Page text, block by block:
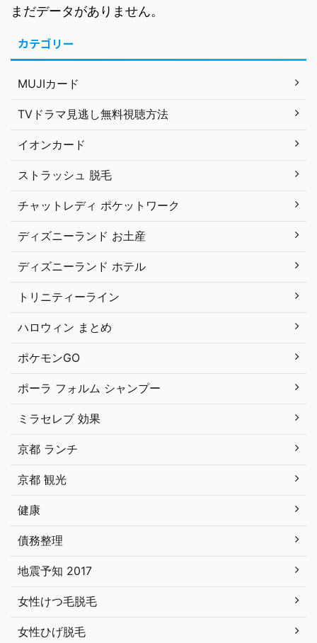
まだデータがありません。
カテゴリー
MUJIカード
TVドラマ見逃し無料視聴方法
イオンカード
ストラッシュ 脱毛
チャットレディ ポケットワーク
ディズニーランド お土産
ディズニーランド ホテル
トリニティーライン
ハロウィン まとめ
ポケモンGO
ポーラ フォルム シャンプー
ミラセレブ 効果
京都 ランチ
京都 観光
健康
債務整理
地震予知 2017
女性けつ毛脱毛
女性ひげ脱毛